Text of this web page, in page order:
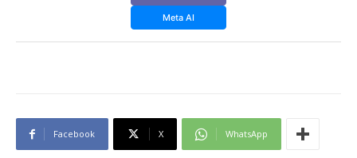
Meta AI
Facebook X WhatsApp